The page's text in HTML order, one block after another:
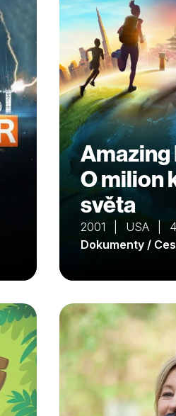
Amazing
O milion
světa
2001 | USA |
Dokumenty /